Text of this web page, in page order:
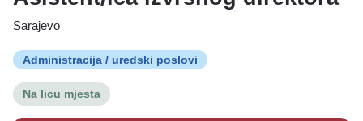
Sarajevo
Administracija / uredski poslovi
Na licu mjesta